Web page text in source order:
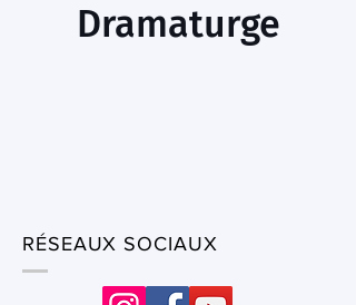
Dramaturge
RÉSEAUX SOCIAUX